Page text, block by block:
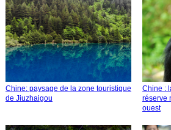
Chine: paysage de la zone touristique
de Jiuzhaigou
Chine :
réserve
ouest